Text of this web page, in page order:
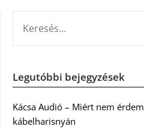
Legutóbbi bejegyzések
Kácsa Audió – Miért nem
kábelharisnyán